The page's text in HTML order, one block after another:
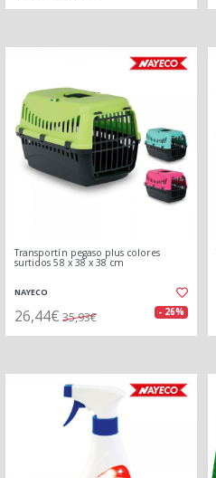
Transportín pegaso plus colores
surtidos 58 x 38 x 38 cm
NAYECO
26,44€ 35,93€ - 26%